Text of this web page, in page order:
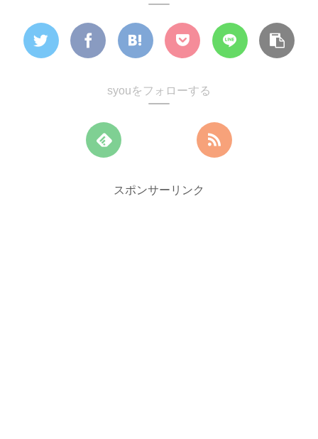
syouをフォローする
スポンサーリンク